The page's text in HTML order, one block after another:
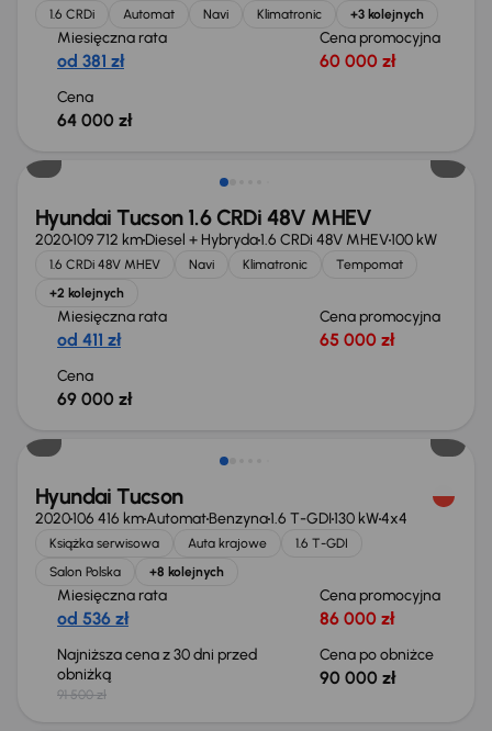
1.6 CRDi Automat Navi Klimatronic +3 kolejnych
Miesięczna rata
od 381 zł
Cena promocyjna
60 000 zł
Cena
64 000 zł
Hyundai Tucson 1.6 CRDi 48V MHEV
2020109 712 kmDiesel + Hybryda1.6 CRDi 48V MHEV100 kW
1.6 CRDi 48V MHEV Navi Klimatronic
Tempomat
+2 kolejnych
Miesięczna rata
od 411 zł
Cena promocyjna
65 000 zł
Cena
69 000 zł
Taniej o 1 500 zł
Hyundai Tucson
2020106 416 kmAutomatBenzyna1.6 T-GDI130 kW4x4
Książka serwisowa Auta krajowe
1.6 T-GDI
Salon Polska
+8 kolejnych
Miesięczna rata
od 536 zł
Cena promocyjna
86 000 zł
Najniższa cena z 30 dni przed
obniżką
91 500 zł
Cena po obniżce
90 000 zł
Możliwość odliczenia VAT